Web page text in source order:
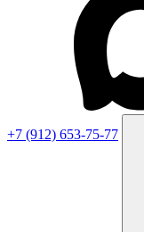
+7 (912) 653-75-77